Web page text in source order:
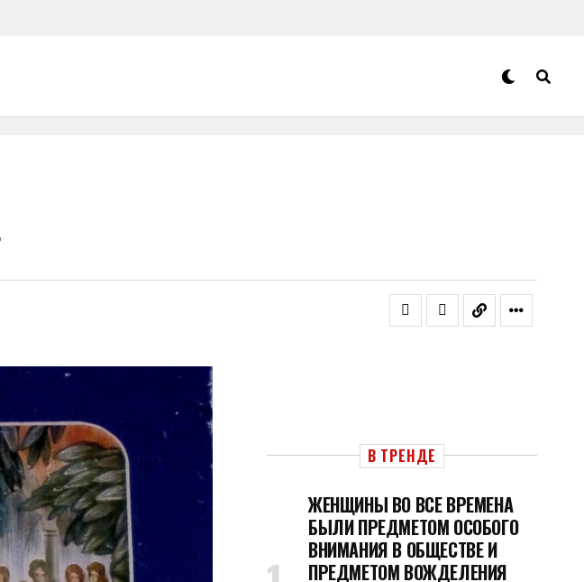
В ТРЕНДЕ
ЖЕНЩИНЫ ВО ВСЕ ВРЕМЕНА
БЫЛИ ПРЕДМЕТОМ ОСОБОГО
ВНИМАНИЯ В ОБЩЕСТВЕ И
ПРЕДМЕТОМ ВОЖДЕЛЕНИЯ